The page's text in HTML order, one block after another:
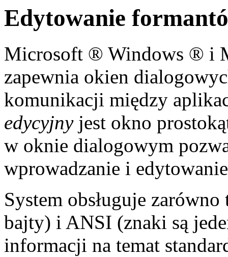
Edytowanie
Microsoft ® Windows ® i
zapewnia okien
komunikacji między
edycyjnyjest okno
w oknie dialogowym
wprowadzanie i
System obsługuje
bajty) i ANSI (znaki są
informacji na temat